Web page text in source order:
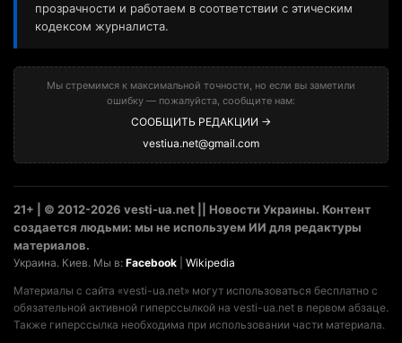
прозрачности и работаем в соответствии с этическим
кодексом журналиста.
Мы стремимся к максимальной точности, но если вы заметили
ошибку — пожалуйста, сообщите нам:
СООБЩИТЬ РЕДАКЦИИ →
vestiua.net@gmail.com
21+ | © 2012-2026 vesti-ua.net || Новости Украины. Контент
создается людьми: мы не используем ИИ для редактуры
материалов.
Украина. Киев. Мы в: Facebook Wikipedia
Материалы с сайта «vesti-ua.net» могут использоваться бесплатно с
обязательной активной гиперссылкой на vesti-ua.net в первом абзаце.
Также гиперссылка необходима при использовании части материала.